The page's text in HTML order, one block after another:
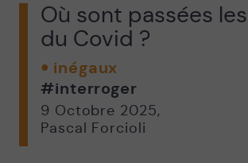
Où sont passées
du Covid ?
inégaux
#interroger
9 Octobre 2025,
Pascal Forcioli